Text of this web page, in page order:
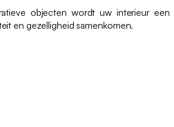
objecten wordt uw interieur een
en gezelligheid samenkomen.